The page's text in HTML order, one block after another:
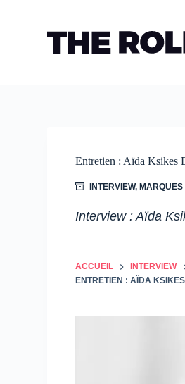
Entretien : Aïda Ksikes
INTERVIEW, MARQUES
Interview : Aïda
ACCUEIL
INTERVIEW
ENTRETIEN : AÏDA